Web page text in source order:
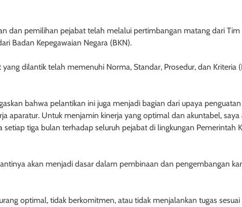
dan pemilihan pejabat telah melalui pertimbangan matang dari Tim
Badan Kepegawaian Negara (BKN).
dilantik telah memenuhi Norma, Standar, Prosedur, dan Kriteria
bahwa pelantikan ini juga menjadi bagian dari upaya penguatan
aparatur. Untuk menjamin kinerja yang optimal dan akuntabel, saya
setiap tiga bulan terhadap seluruh pejabat di lingkungan Pemerintah
akan menjadi dasar dalam pembinaan dan pengembangan
optimal, tidak berkomitmen, atau tidak menjalankan tugas sesuai